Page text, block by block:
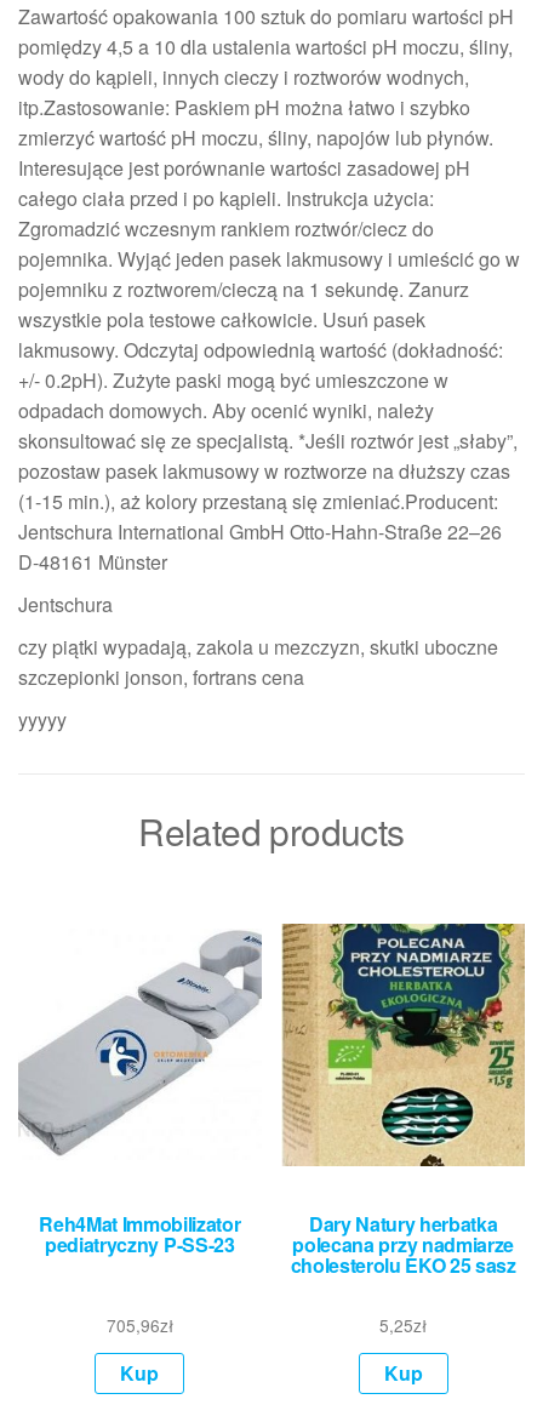
Zawartość opakowania 100 sztuk do pomiaru wartości pH
pomiędzy 4,5 a 10 dla ustalenia wartości pH moczu, śliny,
wody do kąpieli, innych cieczy i roztworów wodnych,
itp.Zastosowanie: Paskiem pH można łatwo i szybko
zmierzyć wartość pH moczu, śliny, napojów lub płynów.
Interesujące jest porównanie wartości zasadowej pH
całego ciała przed i po kąpieli. Instrukcja użycia:
Zgromadzić wczesnym rankiem roztwór/ciecz do
pojemnika. Wyjąć jeden pasek lakmusowy i umieścić go w
pojemniku z roztworem/cieczą na 1 sekundę. Zanurz
wszystkie pola testowe całkowicie. Usuń pasek
lakmusowy. Odczytaj odpowiednią wartość (dokładność:
+/- 0.2pH). Zużyte paski mogą być umieszczone w
odpadach domowych. Aby ocenić wyniki, należy
skonsultować się ze specjalistą. *Jeśli roztwór jest „słaby”,
pozostaw pasek lakmusowy w roztworze na dłuższy czas
(1-15 min.), aż kolory przestaną się zmieniać.Producent:
Jentschura International GmbH Otto-Hahn-Straße 22–26
D-48161 Münster
Jentschura
czy piątki wypadają, zakola u mezczyzn, skutki uboczne
szczepionki jonson, fortrans cena
yyyyy
Related products
Reh4Mat Immobilizator
pediatryczny P-SS-23
705,96zł
Kup
Dary Natury herbatka
polecana przy nadmiarze
cholesterolu EKO 25 sasz
5,25zł
Kup